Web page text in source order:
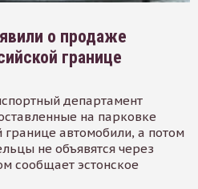
о продаже
границе
департамент
на парковке
автомобили, а потом
не объявятся через
сообщает эстонское